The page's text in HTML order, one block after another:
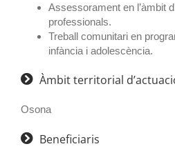
Assessorament en l’àmbit
professionals.
Treball comunitari en
infància i adolescència.
Àmbit territorial
Osona
Beneficiaris